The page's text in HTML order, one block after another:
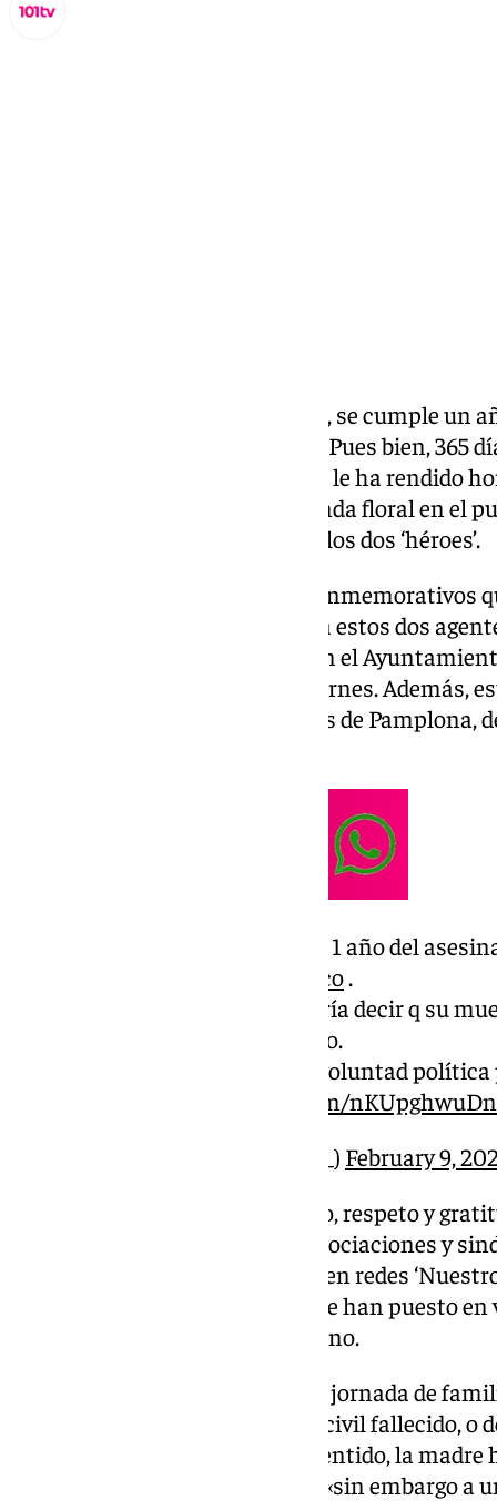
El pasado domingo, 9 de febrero,se cumple un
dos guardias civiles en Barbate. Pues bien, 365
de sus dos víctimas, a las que se le ha rendido
personas han asistido a la ofrenda floral en el
para honrar el fallecimiento de los dos ‘héroes’.
Este ha sido uno de los actos conmemorativos
estos días en recuerdo y honor a estos dos
Cádiz y un minuto de silencio en el
los hechos, ambos el pasado viernes. Además,
misa en la iglesia de San Nicolás de Pamplona,
Se cumple 1 año del
#narco.
En su homenaje nos gustaría decir q su
desgracia poco ha cambiado.
Faltan medios, personal y voluntad
pic.twitter.com/nKUpghwuDn
— IGC NACIONAL (@_IGC_) February 9,
«Un homenaje lleno de recuerdo, respeto y
los asistentes, así como a las asociaciones y
acompañado», ha manifestado en redes
organizadora de la ofrenda, y que han puesto
sucedido en el municipio gaditano.
Cabe destacar la presencia esta jornada de
Ángel González, el otro guardia civil fallecido,
vestidos de uniforme. En este sentido, la
Gobierno le ha dado el pésame, «sin embargo